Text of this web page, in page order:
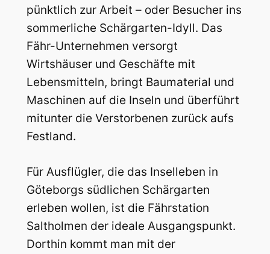
pünktlich zur Arbeit – oder Besucher ins
sommerliche Schärgarten-Idyll. Das
Fähr-Unternehmen versorgt
Wirtshäuser und Geschäfte mit
Lebensmitteln, bringt Baumaterial und
Maschinen auf die Inseln und überführt
mitunter die Verstorbenen zurück aufs
Festland.
Für Ausflügler, die das Inselleben in
Göteborgs südlichen Schärgarten
erleben wollen, ist die Fährstation
Saltholmen der ideale Ausgangspunkt.
Dorthin kommt man mit der